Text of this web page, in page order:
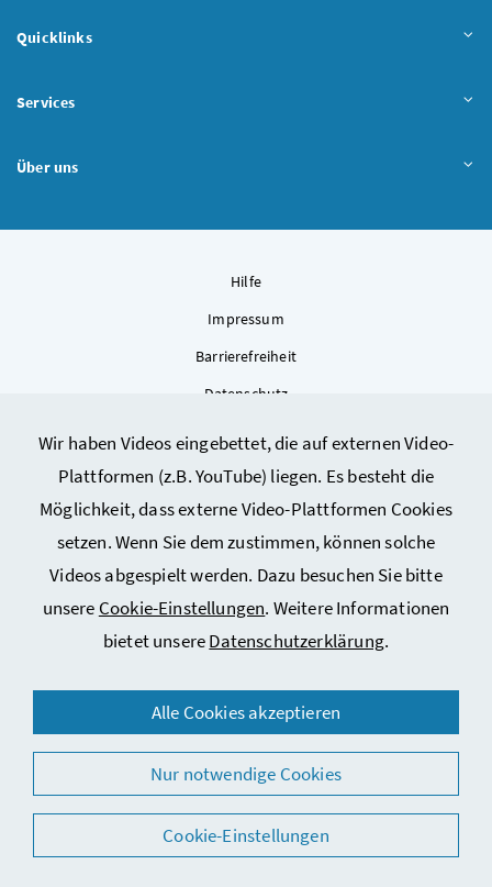
Wir haben Videos eingebettet, die auf externen Video-
Plattformen (z.B. YouTube) liegen. Es besteht die
Möglichkeit, dass externe Video-Plattformen Cookies
setzen. Wenn Sie dem zustimmen, können solche
Videos abgespielt werden. Dazu besuchen Sie bitte
unsere Cookie-Einstellungen. Weitere Informationen
bietet unsereDatenschutzerklärung.
Alle Cookies akzeptieren
Nur notwendige Cookies
Cookie-Einstellungen
Quicklinks
Services
Über uns
Hilfe
Impressum
Barrierefreiheit
Datenschutz
Sitemap
Cookie-Einstellungen
© 2026 Bundesministerium für Arbeit, Soziales, Gesundheit,
Pflege und Konsumentenschutz